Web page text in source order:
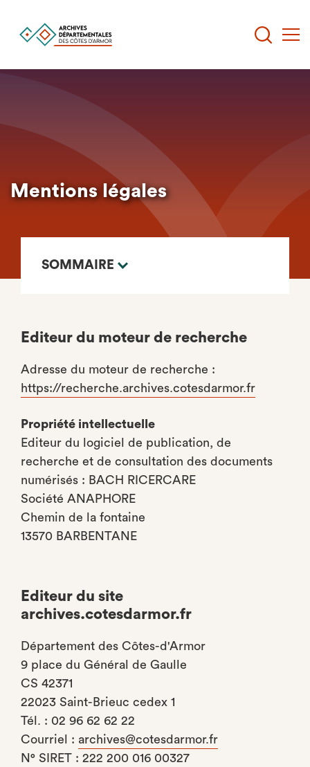
principal
Mentions légales
SOMMAIRE
Editeur du moteur de recherche
Adresse du moteur de recherche :
https://recherche.archives.cotesdarmor.fr
Propriété intellectuelle
Editeur du logiciel de publication, de
recherche et de consultation des documents
numérisés : BACH RICERCARE
Société ANAPHORE
Chemin de la fontaine
13570 BARBENTANE
Editeur du site
archives.cotesdarmor.fr
Département des Côtes-d'Armor
9 place du Général de Gaulle
CS 42371
22023 Saint-Brieuc cedex 1
Tél. : 02 96 62 62 22
Courriel : archives@cotesdarmor.fr
N° SIRET : 222 200 016 00327